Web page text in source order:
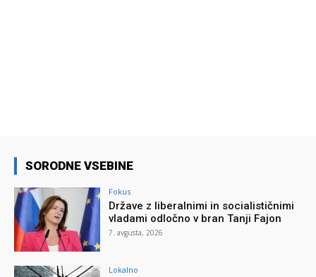
SORODNE VSEBINE
Fokus
Države z liberalnimi in socialističnimi
vladami odločno v bran Tanji Fajon
7. avgusta, 2026
Lokalno